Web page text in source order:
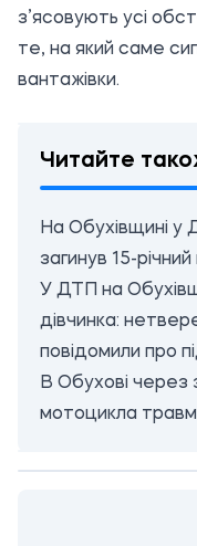
з’ясовують усі
те, на який саме
вантажівки.
Читайте
На Обухівщині у
загинув 15-
У ДТП на
дівчинка:
повідомили про
В Обухові через
мотоцикла